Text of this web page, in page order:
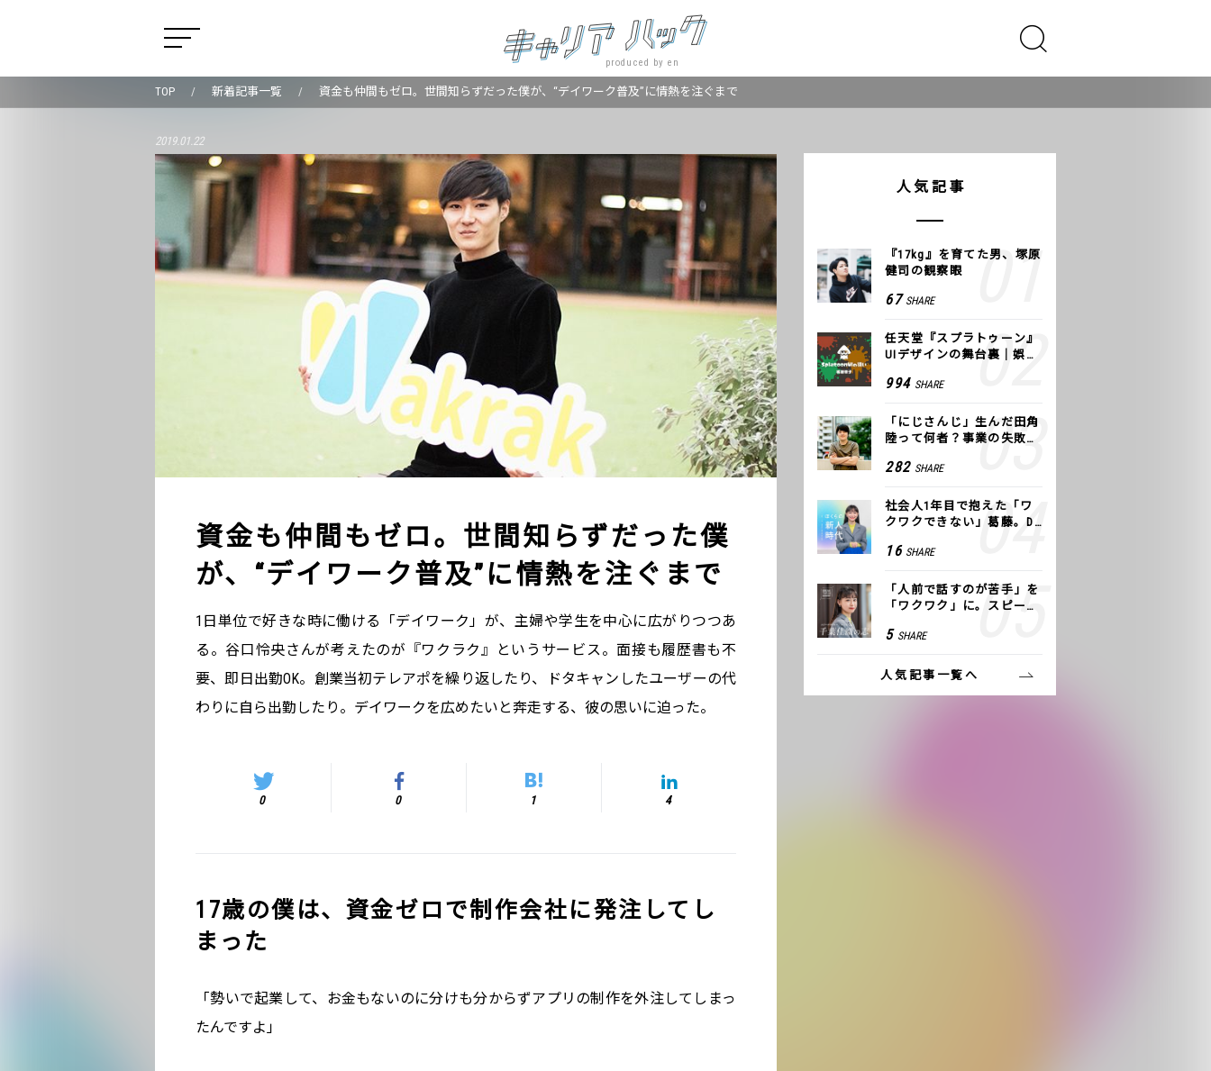
produced by en
TOP 新着記事一覧 資金も仲間もゼロ。世間知らずだった僕が、“デイワーク普及”に情熱を注ぐまで
2019.01.22
資金も仲間もゼロ。世間知らずだった僕
が、“デイワーク普及”に情熱を注ぐまで
1日単位で好きな時に働ける「デイワーク」が、主婦や学生を中心に広がりつつあ
る。谷口怜央さんが考えたのが『ワクラク』というサービス。面接も履歴書も不
要、即日出勤OK。創業当初テレアポを繰り返したり、ドタキャンしたユーザーの代
わりに自ら出勤したり。デイワークを広めたいと奔走する、彼の思いに迫った。
0 0 1 4
17歳の僕は、資金ゼロで制作会社に発注してし
まった
「勢いで起業して、お金もないのに分けも分からずアプリの制作を外注してしまっ
たんですよ」
人気記事
『17kg』を育てた男、塚原
健司の観察眼
67 SHARE
任天堂『スプラトゥーン』
UIデザインの舞台裏｜娯楽
994 SHARE
「にじさんじ」生んだ田角
陸って何者？事業の失敗
COLOR
282 SHARE
社会人1年目で抱えた「ワ
クワクできない」葛藤。De
つけた、私の生きる道
16 SHARE
「人前で話すのが苦手」を
「ワクワク」に。スピーチ
方トレーニング」に込めた
5 SHARE
人気記事一覧へ